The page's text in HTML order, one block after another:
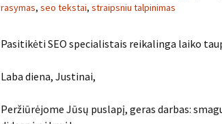
rasymas, seo tekstai, straipsniu talpinimas
Pasitikėti SEO specialistais reikalinga laiko
Laba diena, Justinai,
Peržiūrėjome Jūsų puslapį, geras darbas: